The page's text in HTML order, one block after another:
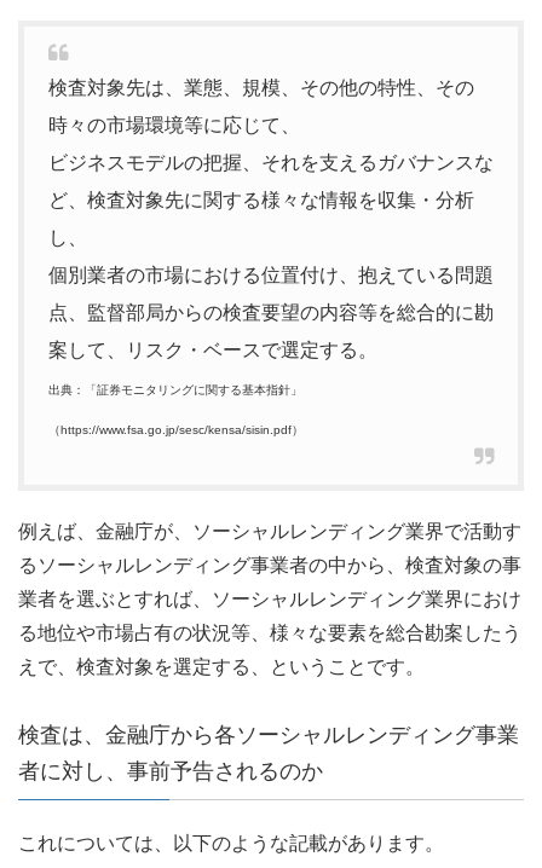
検査対象先は、業態、規模、その他の特性、その
時々の市場環境等に応じて、
ビジネスモデルの把握、それを支えるガバナンスな
ど、検査対象先に関する様々な情報を収集・分析
し、
個別業者の市場における位置付け、抱えている問題
点、監督部局からの検査要望の内容等を総合的に勘
案して、リスク・ベースで選定する。
出典：「証券モニタリングに関する基本指針」
（https://www.fsa.go.jp/sesc/kensa/sisin.pdf）
例えば、金融庁が、ソーシャルレンディング業界で活動す
るソーシャルレンディング事業者の中から、検査対象の事
業者を選ぶとすれば、ソーシャルレンディング業界におけ
る地位や市場占有の状況等、様々な要素を総合勘案したう
えで、検査対象を選定する、ということです。
検査は、金融庁から各ソーシャルレンディング事業
者に対し、事前予告されるのか
これについては、以下のような記載があります。